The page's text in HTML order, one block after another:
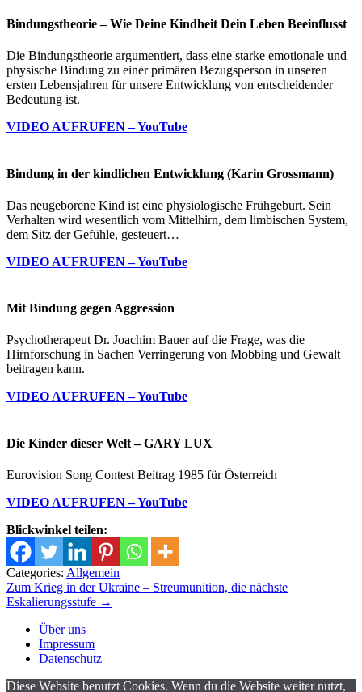
Bindungstheorie – Wie Deine Kindheit Dein Leben Beeinflusst
Die Bindungstheorie argumentiert, dass eine starke emotionale und
physische Bindung zu einer primären Bezugsperson in unseren
ersten Lebensjahren für unsere Entwicklung von entscheidender
Bedeutung ist.
VIDEO AUFRUFEN – YouTube
Bindung in der kindlichen Entwicklung (Karin Grossmann)
Das neugeborene Kind ist eine physiologische Frühgeburt. Sein
Verhalten wird wesentlich vom Mittelhirn, dem limbischen System,
dem Sitz der Gefühle, gesteuert…
VIDEO AUFRUFEN – YouTube
Mit Bindung gegen Aggression
Psychotherapeut Dr. Joachim Bauer auf die Frage, was die
Hirnforschung in Sachen Verringerung von Mobbing und Gewalt
beitragen kann.
VIDEO AUFRUFEN – YouTube
Die Kinder dieser Welt – GARY LUX
Eurovision Song Contest Beitrag 1985 für Österreich
VIDEO AUFRUFEN – YouTube
Blickwinkel teilen:
Categories: Allgemein
Beitrags-
Navigation
Zum Krieg in der Ukraine – Streumunition, die nächste
Eskalierungsstufe →
Über uns
Impressum
Datenschutz
Diese Website benutzt Cookies. Wenn du die Website weiter nutzt,